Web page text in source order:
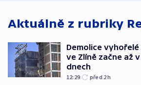
Aktuálně z rubriky
Demolice
ve Zlíně začne až
dnech
12:29 před 2h